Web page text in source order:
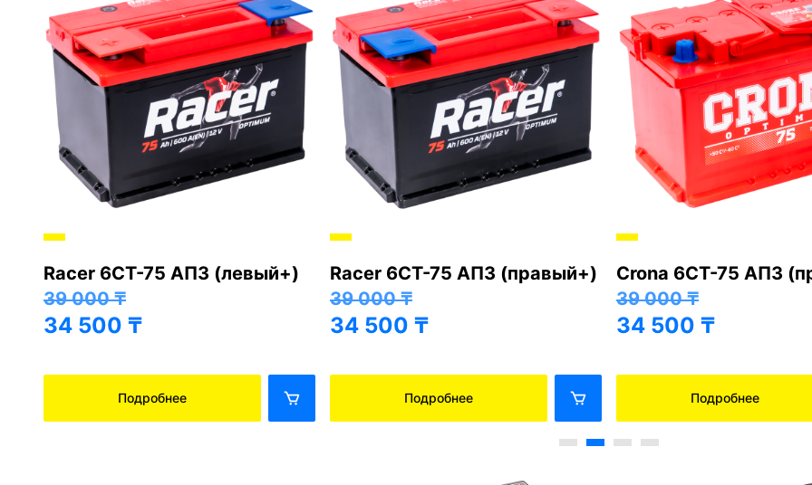
Racer 6СТ-75 АПЗ (левый+)
39 000₸
34 500 ₸
Подробнее
Racer 6СТ-75 АПЗ (правый+)
39 000₸
34 500 ₸
Подробнее
Crona 6СТ-75 АПЗ
39 000₸
34 500 ₸
Подробнее